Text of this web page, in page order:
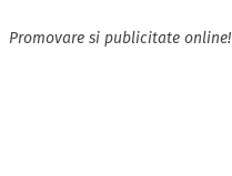
Promovare si publicitate online!